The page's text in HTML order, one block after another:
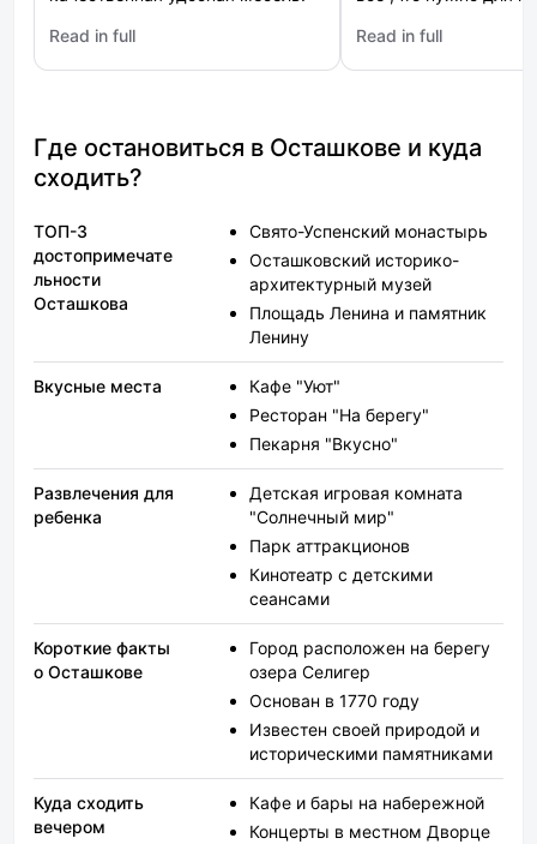
мне кухня очень понравилась,
все вкусное. Расположение мне
Read in full
: Ашхен
нас с любовью ,ещё
подарили!)))) Безумное
приедем к Вам!
Read in full
: Свобода
Где остановиться в Осташкове и куда
сходить?
ТОП-3
достопримечате
льности
Осташкова
Свято-Успенский монастырь
Осташковский историко-
архитектурный музей
Площадь Ленина и памятник
Ленину
Вкусные места
Кафе "Уют"
Ресторан "На берегу"
Пекарня "Вкусно"
Развлечения для
ребенка
Детская игровая комната
"Солнечный мир"
Парк аттракционов
Кинотеатр с детскими
сеансами
Короткие факты
о Осташкове
Город расположен на берегу
озера Селигер
Основан в 1770 году
Известен своей природой и
историческими памятниками
Куда сходить
вечером
Кафе и бары на набережной
Концерты в местном Дворце